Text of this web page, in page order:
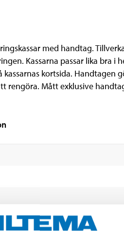
med handtag.
Kassarna passar lika bra i
kassarnas kortsida. Handtagen
rengöra. Mått exklusive